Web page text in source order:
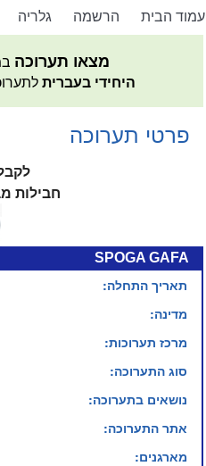
גלריה הרשמה עמוד הבית
מצאו תערוכה
היחידי בעברית
פרטי תערוכה
חבילות
SPOGA GAFA
תאריך התחלה:
מדינה:
מרכז תערוכות:
סוג התערוכה:
נושאים בתערוכה:
אתר התערוכה:
מארגנים: